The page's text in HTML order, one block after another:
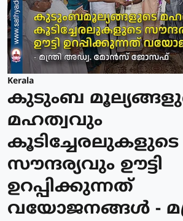
Kerala
കുടുംബ
മഹത്വവും
കൂടിച്ചേരലുകളുടെ
സൗന്ദര്യവും ഊട്ടി
ഉറപ്പിക്കുന്നത്
വയോജനങ്ങള്‍ -